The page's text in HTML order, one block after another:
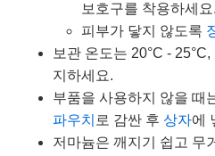
보호구를 착용하세요.
피부가 닿지 않도록
보관 온도는 20°C -
지하세요.
부품을 사용하지 않을 때
파우치 로 감싼 후 상자에
저마늄은 깨지기 쉽고 무